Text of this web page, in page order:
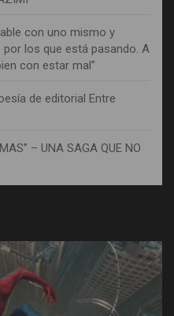
con uno mismo y
los que está pasando. A
con estar mal”
de editorial Entre
– UNA SAGA QUE NO